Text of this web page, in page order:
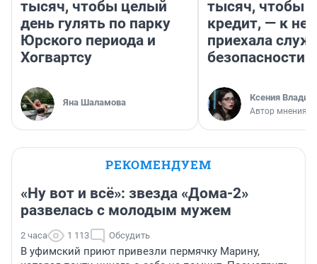
тысяч, чтобы целый
день гулять по парку
Юрского периода и
Хогвартсу
Яна Шаламова
тысяч, чтобы
кредит, — к
приехала
безопасности
Ксения
Автор мнения
РЕКОМЕНДУЕМ
«Ну вот и всё»: звезда «Дома-2»
развелась с молодым мужем
2 часа 1 113 Обсудить
В уфимский приют привезли пермячку Марину,